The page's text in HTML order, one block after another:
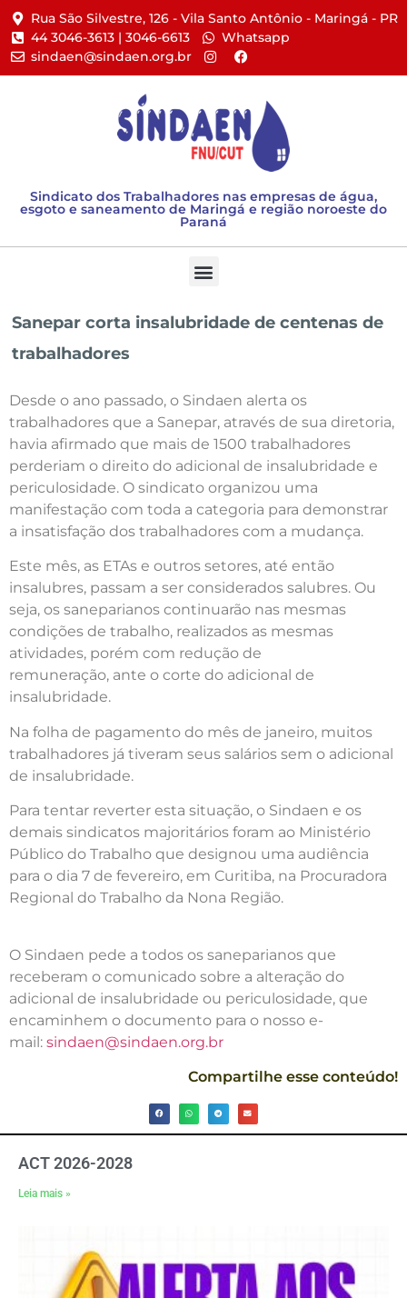
Rua São Silvestre, 126 - Vila Santo Antônio - Maringá - PR​
44 3046-3613 | 3046-6613​
Whatsapp
sindaen@sindaen.org.br
Sindicato dos Trabalhadores nas empresas de água,
esgoto e saneamento de Maringá e região noroeste do
Paraná
Sanepar corta insalubridade de centenas de
trabalhadores
Desde o ano passado, o Sindaen alerta os
trabalhadores que a Sanepar, através de sua diretoria,
havia afirmado que mais de 1500 trabalhadores
perderiam o direito do adicional de insalubridade e
periculosidade. O sindicato organizou uma
manifestação com toda a categoria para demonstrar
a insatisfação dos trabalhadores com a mudança.
Este mês, as ETAs e outros setores, até então
insalubres, passam a ser considerados salubres. Ou
seja, os saneparianos continuarão nas mesmas
condições de trabalho, realizados as mesmas
atividades, porém com redução de
remuneração, ante o corte do adicional de
insalubridade.
Na folha de pagamento do mês de janeiro, muitos
trabalhadores já tiveram seus salários sem o adicional
de insalubridade.
Para tentar reverter esta situação, o Sindaen e os
demais sindicatos majoritários foram ao Ministério
Público do Trabalho que designou uma audiência
para o dia 7 de fevereiro, em Curitiba, na Procuradora
Regional do Trabalho da Nona Região.
O Sindaen pede a todos os saneparianos que
receberam o comunicado sobre a alteração do
adicional de insalubridade ou periculosidade, que
encaminhem o documento para o nosso e-
mail: sindaen@sindaen.org.br
Compartilhe esse conteúdo!
ACT 2026-2028
Leia mais »